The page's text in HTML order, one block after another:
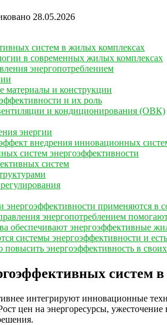
28.05.2026
систем в жилых комплексах
в современных жилых комплексах
энергопотреблением
материалы и конструкции
и их роль
и кондиционирования (ОВК)
энергии
внедрения инновационных
систем энергоэффективности
систем
энергоэффективности применяются в
энергопотреблением
обеспечивают энергоэффективные
системы энергоэффективности и
энергоэффективность в
систем
интегрируют инновационные
цен на энергоресурсы,